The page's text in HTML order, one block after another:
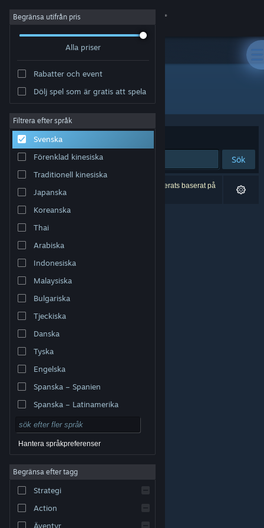
Logga in
Om
Support
Byt språk
Skaffa Steams mobilapp
Se skrivbordswebbplats
varumärken tillhör respektive ägare i USA och andra
Tillgänglighet
Återbetalningar|
Begränsa utifrån pris
Alla priser
Rabatter och event
Dölj spel som är gratis att spela
Filtrera efter språk
Svenska
Förenklad kinesiska
Traditionell kinesiska
Japanska
Koreanska
Thai
Arabiska
Indonesiska
Malaysiska
Bulgariska
Tjeckiska
Danska
Tyska
Engelska
Spanska – Spanien
Spanska – Latinamerika
Hantera språkpreferenser
Begränsa efter tagg
Strategi
Action
Äventyr
Utvecklare: 失与寻制作委员会
Sortera efter Relevans
Sök
0 träffar matchade din sökning. 1 titel har exkluderats baserat på
dina preferenser.